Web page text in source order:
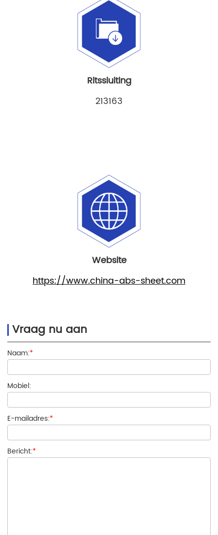
Ritssluiting
213163
Website
https://www.china-abs-sheet.com
Vraag nu aan
Naam:*
Mobiel:
E-mailadres:*
Bericht:*